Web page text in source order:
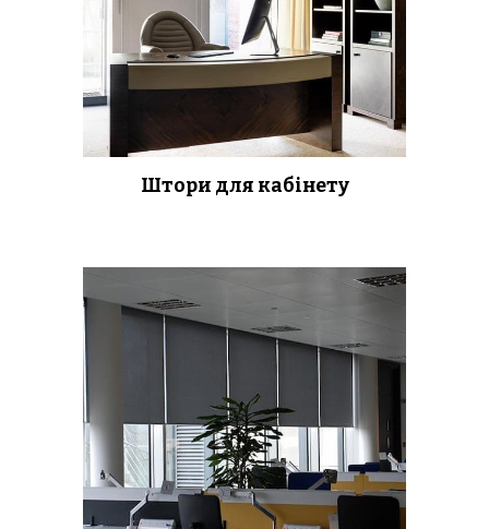
Штори для кабінету